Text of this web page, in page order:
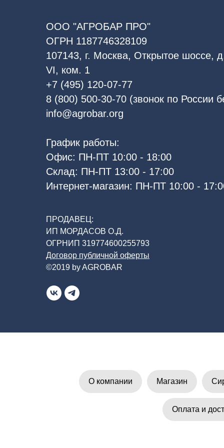
ООО "АГРОБАР ПРО"
ОГРН 1187746328109
107143, г. Москва, Открытое шоссе,
VI, ком. 1
+7 (495) 120-07-77
8 (800) 500-30-70 (звонок по России
info@agrobar.org
График работы:
Офис: ПН-ПТ 10:00 - 18:00
Склад: ПН-ПТ 13:00 - 17:00
Интернет-магазин: ПН-ПТ 10:00 -
ПРОДАВЕЦ:
ИП МОРДАСОВ О.Д.
ОГРНИП 319774600255793
Договор публичной оферты
©2019 by AGROBAR
О компании Магазин
Оплата и